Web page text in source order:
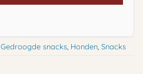
Gedroogde snacks, Honden, Snacks